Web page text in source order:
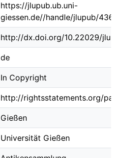
https://jlupub.ub.uni-
giessen.de//handle/jlupub/
http://dx.doi.org/10.22029/
de
In Copyright
http://rightsstatements.org/
Gießen
Universität Gießen